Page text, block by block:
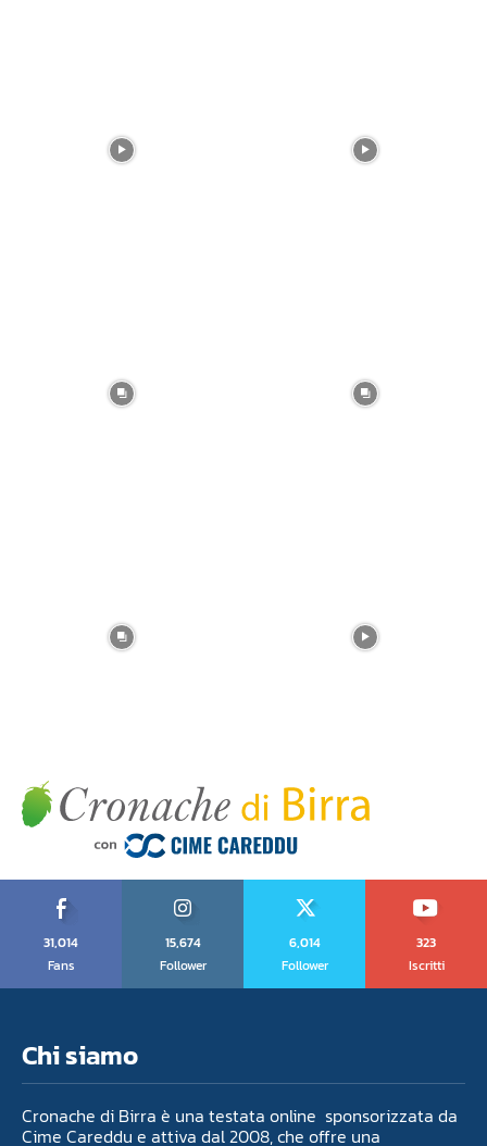
31,014
Fans
15,674
Follower
6,014
Follower
323
Iscritti
Chi siamo
Cronache di Birra è una testata online sponsorizzata da
Cime Careddu e attiva dal 2008, che offre una